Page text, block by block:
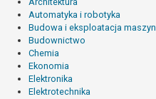
Automatyka i robotyka
Budowa i eksploatacja maszyn
Budownictwo
Chemia
Ekonomia
Elektronika
Elektrotechnika